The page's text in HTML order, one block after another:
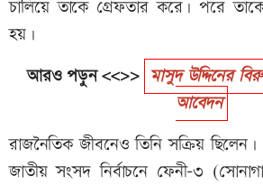
চালিয়ে তাকে গ্রেফতার করে। পরে তাকে
হয়।
আরও পড়ুন <<>> মাসুদ উদ্দিনের
আবেদন
রাজনৈতিক জীবনেও তিনি সক্রিয়
জাতীয় সংসদ নির্বাচনে ফেনী-৩